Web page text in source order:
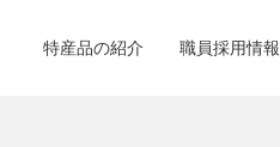
特産品の紹介 職員採用情報